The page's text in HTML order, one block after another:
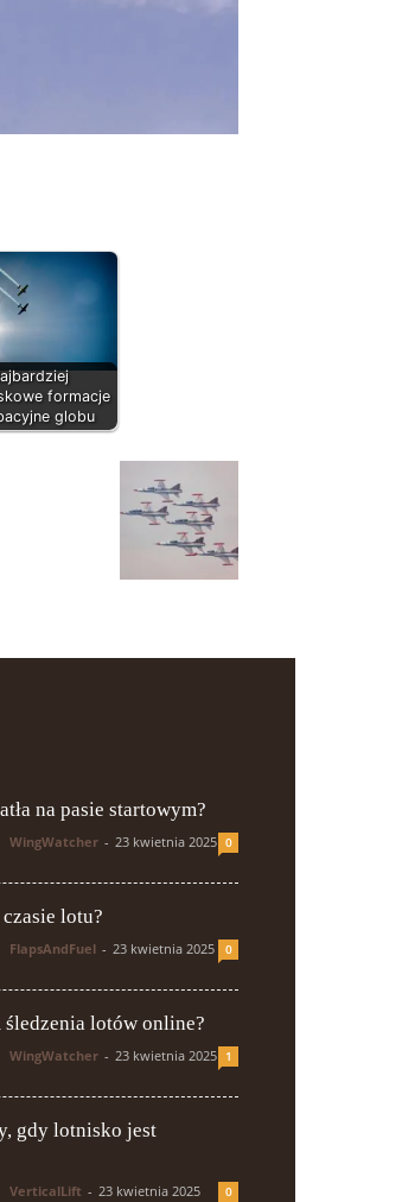
formacje
globu
na pasie startowym?
WingWatcher - 23 kwietnia 2025 0
lotu?
FlapsAndFuel - 23 kwietnia 2025 0
śledzenia lotów online?
WingWatcher - 23 kwietnia 2025 1
gdy lotnisko jest
VerticalLift - 23 kwietnia 2025 0